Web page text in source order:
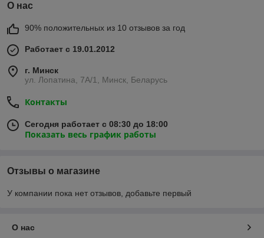
О нас
90% положительных из 10 отзывов за год
Работает с 19.01.2012
г. Минск
ул. Лопатина, 7А/1, Минск, Беларусь
Контакты
Сегодня работает с 08:30 до 18:00
Показать весь график работы
Отзывы о магазине
У компании пока нет отзывов, добавьте первый
О нас